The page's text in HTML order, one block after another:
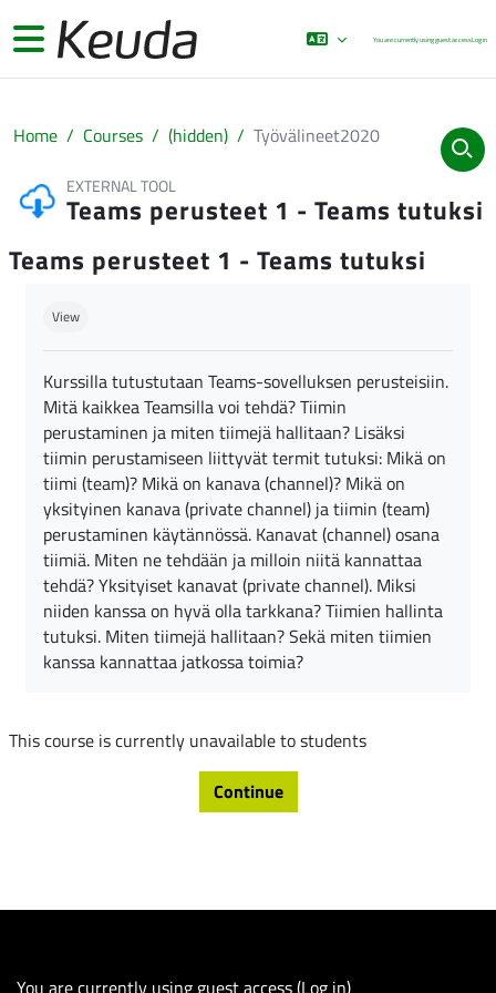
Side panel You are currently using guest accessLog in
Home Courses (hidden) Työvälineet2020
EXTERNAL TOOL
Teams perusteet 1 - Teams tutuksi
Teams perusteet 1 - Teams tutuksi
View
Kurssilla tutustutaan Teams-sovelluksen perusteisiin.
Mitä kaikkea Teamsilla voi tehdä? Tiimin
perustaminen ja miten tiimejä hallitaan? Lisäksi
tiimin perustamiseen liittyvät termit tutuksi: Mikä on
tiimi (team)? Mikä on kanava (channel)? Mikä on
yksityinen kanava (private channel) ja tiimin (team)
perustaminen käytännössä. Kanavat (channel) osana
tiimiä. Miten ne tehdään ja milloin niitä kannattaa
tehdä? Yksityiset kanavat (private channel). Miksi
niiden kanssa on hyvä olla tarkkana? Tiimien hallinta
tutuksi. Miten tiimejä hallitaan? Sekä miten tiimien
kanssa kannattaa jatkossa toimia?
This course is currently unavailable to students
Continue
You are currently using guest access (Log in)